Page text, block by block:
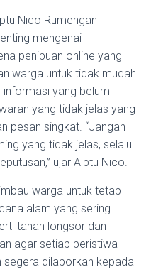
Nico Rumengan
mengenai
penipuan online yang
warga untuk tidak mudah
yang belum
yang tidak jelas yang
pesan singkat. “Jangan
yang tidak jelas, selalu
ujar Aiptu Nico.
warga untuk tetap
alam yang sering
tanah longsor dan
agar setiap peristiwa
dilaporkan kepada